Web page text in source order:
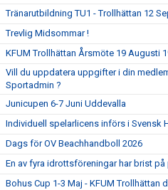
Tränarutbildning TU1 - Trollhättan 12
Trevlig Midsommar !
KFUM Trollhättan Årsmöte 19 Augusti
Vill du uppdatera uppgifter i din
Sportadmin ?
Junicupen 6-7 Juni Uddevalla
Individuell spelarlicens införs i Svensk
Dags för OV Beachhandboll 2026
En av fyra idrottsföreningar har brist på
Bohus Cup 1-3 Maj - KFUM Trollhättan